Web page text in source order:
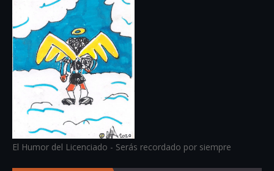
El Humor del Licenciado - Serás recordado por siempre